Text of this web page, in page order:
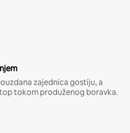
zajednica gostiju, a
tokom produženog boravka.